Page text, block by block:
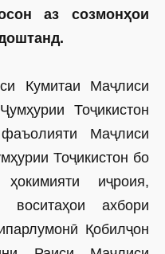
аз созмонҳои
Кумитаи Маҷлиси
Тоҷикистон
Маҷлиси
Тоҷикистон бо
иҷроия,
воситаҳои ахбори
Қобилҷон